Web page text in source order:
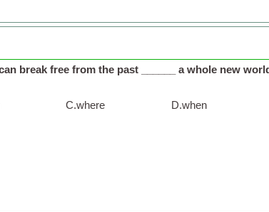
break free from the past ______ a whole new
C.where D.when